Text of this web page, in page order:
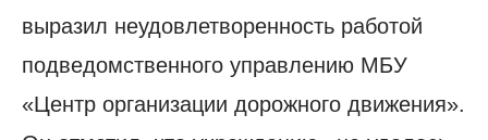
выразил неудовлетворенность работой
подведомственного управлению МБУ
«Центр организации дорожного движения».